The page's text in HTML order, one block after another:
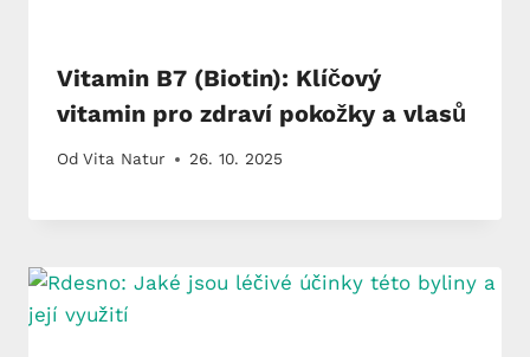
Vitamin B7 (Biotin): Klíčový
vitamin pro zdraví pokožky a vlasů
Od Vita Natur 26. 10. 2025